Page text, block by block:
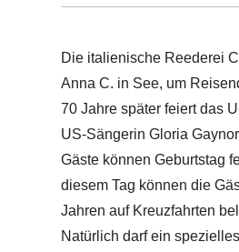
Die italienische Reederei
Anna C. in See, um
70 Jahre später feiert das
US-Sängerin Gloria
Gäste können Geburtstag
diesem Tag können die
Jahren auf Kreuzfahrten
Natürlich darf ein